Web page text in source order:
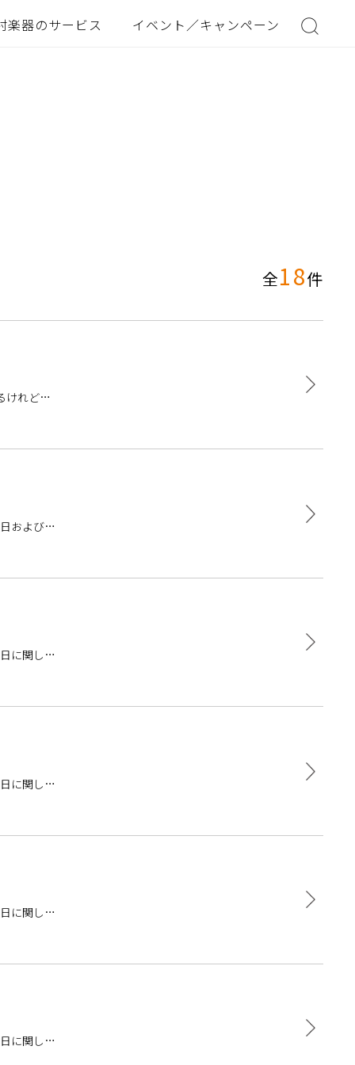
楽器のサービス イベント／キャンペーン
全18件
けれど、
および夏
に関しま
に関しま
に関しま
に関しま